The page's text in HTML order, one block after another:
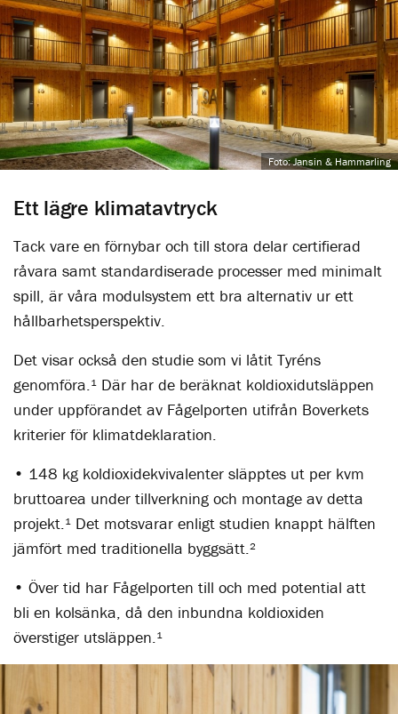
Foto: Jansin & Hammarling
Ett lägre klimatavtryck
Tack vare en förnybar och till stora delar certifierad
råvara samt standardiserade processer med minimalt
spill, är våra modulsystem ett bra alternativ ur ett
hållbarhetsperspektiv.
Det visar också den studie som vi låtit Tyréns
genomföra.¹ Där har de beräknat koldioxidutsläppen
under uppförandet av Fågelporten utifrån Boverkets
kriterier för klimatdeklaration.
• 148 kg koldioxidekvivalenter släpptes ut per kvm
bruttoarea under tillverkning och montage av detta
projekt.¹ Det motsvarar enligt studien knappt hälften
jämfört med traditionella byggsätt.²
• Över tid har Fågelporten till och med potential att
bli en kolsänka, då den inbundna koldioxiden
överstiger utsläppen.¹